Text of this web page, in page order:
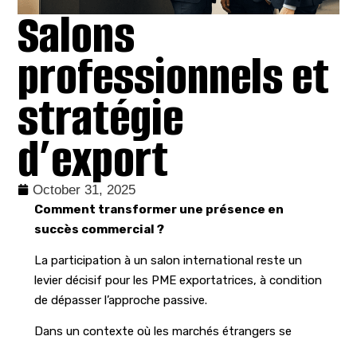
Salons
professionnels et
stratégie
d’export
October 31, 2025
Comment transformer une présence en
succès commercial ?
La participation à un salon international reste un
levier décisif pour les PME exportatrices, à condition
de dépasser l’approche passive.
Dans un contexte où les marchés étrangers se